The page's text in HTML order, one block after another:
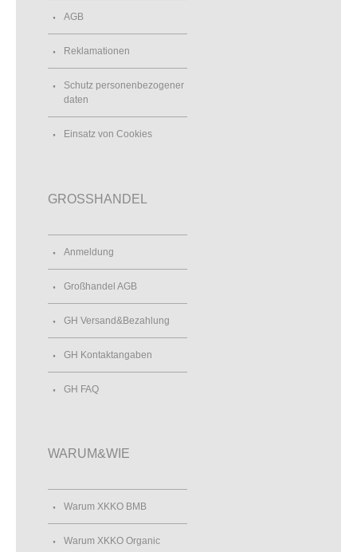
AGB
Reklamationen
Schutz personenbezogener
daten
Einsatz von Cookies
GROSSHANDEL
Anmeldung
Großhandel AGB
GH Versand&Bezahlung
GH Kontaktangaben
GH FAQ
WARUM&WIE
Warum XKKO BMB
Warum XKKO Organic